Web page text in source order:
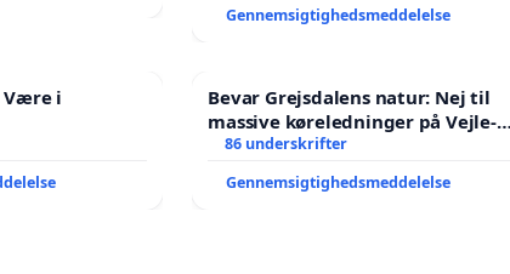
Gennemsigtighedsmeddelelse
Være i
Bevar Grejsdalens natur: Nej til
massive køreledninger på Vejle-
Struer-banen
86 underskrifter
Gennemsigtighedsmeddelelse